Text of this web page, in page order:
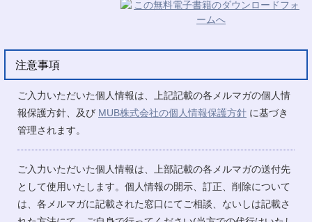
注意事項
ご入力いただいた個人情報は、上記記載の各メルマガの個人情
報保護方針、及び MUB株式会社の個人情報保護方針 に基づき
管理されます。
ご入力いただいた個人情報は、上部記載の各メルマガの送付先
として使用いたします。個人情報の開示、訂正、削除について
は、各メルマガに記載された窓口にてご相談、ないしは記載さ